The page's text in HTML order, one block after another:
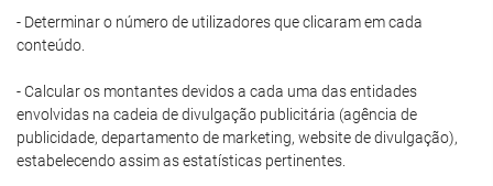
- Determinar o número de utilizadores que clicaram em cada
conteúdo.
- Calcular os montantes devidos a cada uma das entidades
envolvidas na cadeia de divulgação publicitária (agência de
publicidade, departamento de marketing, website de divulgação),
estabelecendo assim as estatísticas pertinentes.